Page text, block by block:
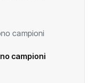
campioni